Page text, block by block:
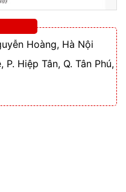
Hoàng, Hà Nội
Hiệp Tân, Q. Tân Phú,